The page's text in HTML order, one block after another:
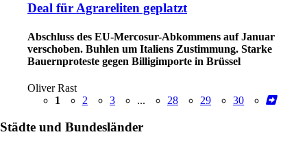
Deal für Agrareliten geplatzt
Abschluss des EU-Mercosur-Abkommens auf Januar
verschoben. Buhlen um Italiens Zustimmung. Starke
Bauernproteste gegen Billigimporte in Brüssel
Oliver Rast
1
2 3 ... 28 29 30
Städte und Bundesländer